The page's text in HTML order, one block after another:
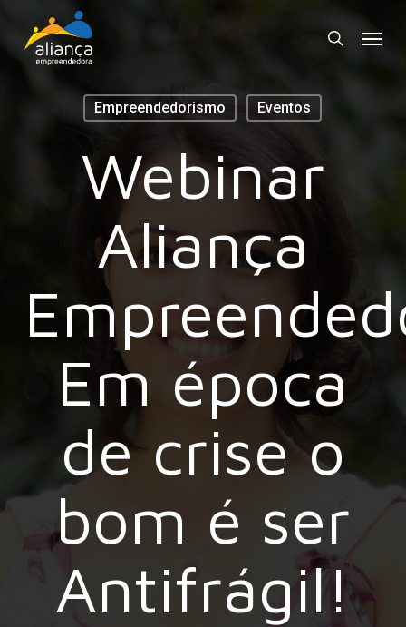
search
Empreendedorismo Eventos
Webinar
Aliança
Em época
de crise o
bom é ser
Antifrágil!